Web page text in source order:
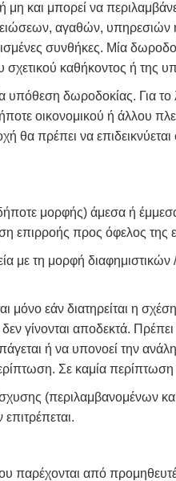
ή μη και μπορεί να
αγαθών, υπηρεσιών ή
συνθήκες. Μία
καθήκοντος ή της
υπόθεση δωροδοκίας. Για
οικονομικού ή άλλου
θα πρέπει να
μορφής) άμεσα ή
επιρροής προς όφελος της
με τη μορφή
εάν διατηρείται η
γίνονται αποδεκτά.
ή να υπονοεί την
Σε καμία
(περιλαμβανομένων
παρέχονται από